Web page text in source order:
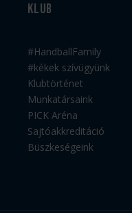
Klub
#HandballFamily
#kékek szívügyünk
Klubtörténet
Munkatársaink
PICK Aréna
Sajtóakkreditáció
Büszkeségeink